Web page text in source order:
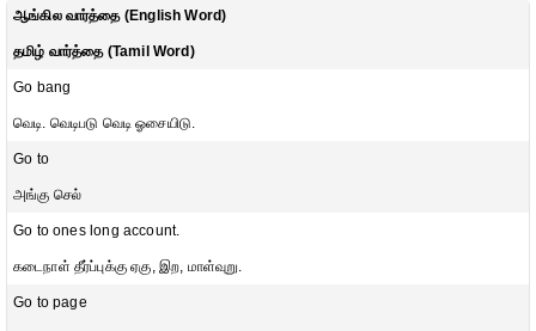
ஆங்கில வார்த்தை (English Word)
தமிழ் வார்த்தை (Tamil Word)
Go bang
வெடி. வெடிபடு வெடி ஓசையிடு.
Go to
அங்கு செல்
Go to ones long account.
கடைநாள் தீர்ப்புக்கு ஏகு, இற, மாள்வுறு.
Go to page